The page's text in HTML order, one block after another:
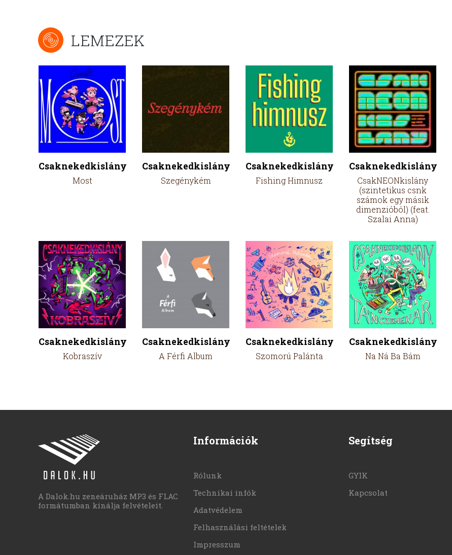
LEMEZEK
Csaknekedkislány
Most
Csaknekedkislány
Szegénykém
Csaknekedkislány
Fishing Himnusz
Csaknekedkislány
CsakNEONkislány
(szintetikus csnk
számok egy másik
dimenzióból) (feat.
Szalai Anna)
Csaknekedkislány
Kobraszív
Csaknekedkislány
A Férfi Album
Csaknekedkislány
Szomorú Palánta
Csaknekedkislány
Na Ná Ba Bám
A Dalok.hu zeneáruház MP3 és FLAC
formátumban kínálja felvételeit.
Információk
Rólunk
Technikai infók
Adatvédelem
Felhasználási feltételek
Impresszum
Segítség
GYIK
Kapcsolat